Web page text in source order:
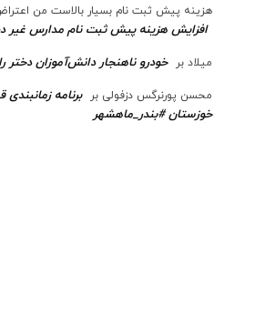
هزینه پیش ثبت نام بسیار بالاست من
افزایش هزینه پیش ثبت نام مدارس غیر
میلاد بر خودرو ناهنجار دانش‌آموزان دختر
محسن پورنرگس دزفولی بر
برنامه
خوزستان #بندر_ماهشهر